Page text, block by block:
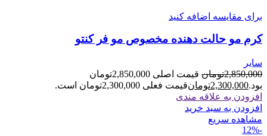
برای مقایسه اضافه کنید
کرم مو حالت دهنده مخصوص مو فر کنتو
سایر
2,850,000تومان
قیمت اصلی 2,850,000تومان
بود.2,300,000تومانقیمت فعلی 2,300,000تومان است.
افزودن به علاقه مندی
افزودن به سبد خرید
مشاهده سریع
-12%